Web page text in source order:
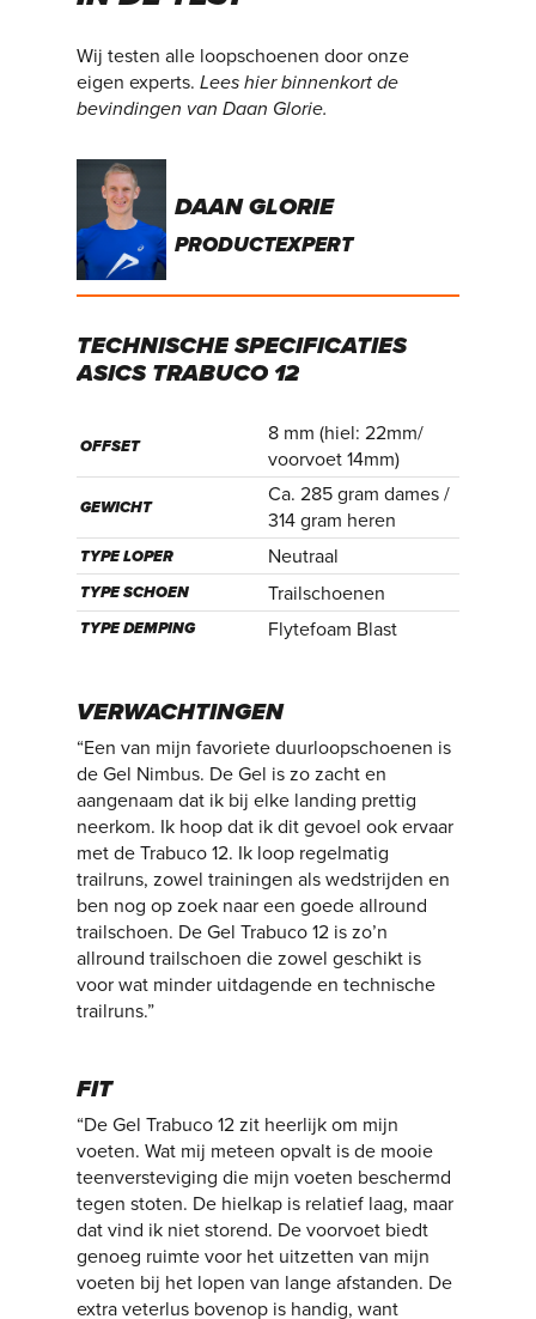
Wij testen alle loopschoenen door onze
eigen experts.Lees hier binnenkort de
bevindingen van Daan Glorie.
DAAN GLORIE
PRODUCTEXPERT
TECHNISCHE SPECIFICATIES
ASICS TRABUCO 12
OFFSET
8 mm (hiel: 22mm/
voorvoet 14mm)
GEWICHT
Ca. 285 gram dames /
314 gram heren
TYPE LOPER Neutraal
TYPE SCHOEN Trailschoenen
TYPE DEMPING Flytefoam Blast
VERWACHTINGEN
“Een van mijn favoriete duurloopschoenen is
de Gel Nimbus. De Gel is zo zacht en
aangenaam dat ik bij elke landing prettig
neerkom. Ik hoop dat ik dit gevoel ook ervaar
met de Trabuco 12. Ik loop regelmatig
trailruns, zowel trainingen als wedstrijden en
ben nog op zoek naar een goede allround
trailschoen. De Gel Trabuco 12 is zo’n
allround trailschoen die zowel geschikt is
voor wat minder uitdagende en technische
trailruns.”
FIT
“De Gel Trabuco 12 zit heerlijk om mijn
voeten. Wat mij meteen opvalt is de mooie
teenversteviging die mijn voeten beschermd
tegen stoten. De hielkap is relatief laag, maar
dat vind ik niet storend. De voorvoet biedt
genoeg ruimte voor het uitzetten van mijn
voeten bij het lopen van lange afstanden. De
extra veterlus bovenop is handig, want